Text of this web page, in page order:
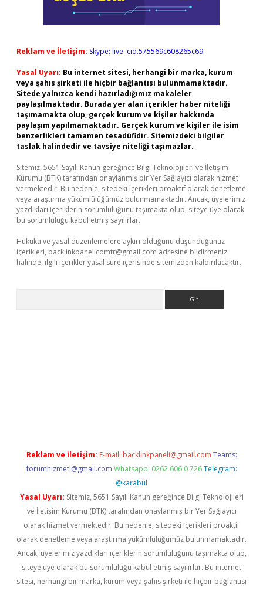
Reklam ve İletişim: Skype: live:.cid.575569c608265c69
Yasal Uyarı: Bu internet sitesi, herhangi bir marka, kurum
veya şahıs şirketi ile hiçbir bağlantısı bulunmamaktadır.
Sitede yalnızca kendi hazırladığımız makaleler
paylaşılmaktadır. Burada yer alan içerikler haber niteliği
taşımamakta olup, gerçek kurum ve kişiler hakkında
paylaşım yapılmamaktadır. Gerçek kurum ve kişiler ile isim
benzerlikleri tamamen tesadüfidir. Sitemizdeki bilgiler
taslak halindedir ve tavsiye niteliği taşımazlar.
Sitemiz, 5651 Sayılı Kanun gereğince Bilgi Teknolojileri ve İletişim
Kurumu (BTK) tarafından onaylanmış bir Yer Sağlayıcı olarak hizmet
vermektedir. Bu nedenle, sitedeki içerikleri proaktif olarak denetleme
veya araştırma yükümlülüğümüz bulunmamaktadır. Ancak, üyelerimiz
yazdıkları içeriklerin sorumluluğunu taşımakta olup, siteye üye olarak
bu sorumluluğu kabul etmiş sayılırlar.
Hukuka ve yasal düzenlemelere aykırı olduğunu düşündüğünüz
içerikleri, backlinkpanelicomtr@gmail.com adresine bildirmeniz
halinde, ilgili içerikler yasal süre içerisinde sitemizden kaldırılacaktır.
Reklam ve İletişim: E-mail: backlinkpaneli@gmail.com Teams:
forumhizmeti@gmail.com Whatsapp: 0262 606 0 726 Telegram:
@karabul
Yasal Uyarı: Sitemiz, 5651 Sayılı Kanun gereğince Bilgi Teknolojileri
ve İletişim Kurumu (BTK) tarafından onaylanmış bir Yer Sağlayıcı
olarak hizmet vermektedir. Bu nedenle, sitedeki içerikleri proaktif
olarak denetleme veya araştırma yükümlülüğümüz bulunmamaktadır.
Ancak, üyelerimiz yazdıkları içeriklerin sorumluluğunu taşımakta olup,
siteye üye olarak bu sorumluluğu kabul etmiş sayılırlar. Bu internet
sitesi, herhangi bir marka, kurum veya şahıs şirketi ile hiçbir bağlantısı